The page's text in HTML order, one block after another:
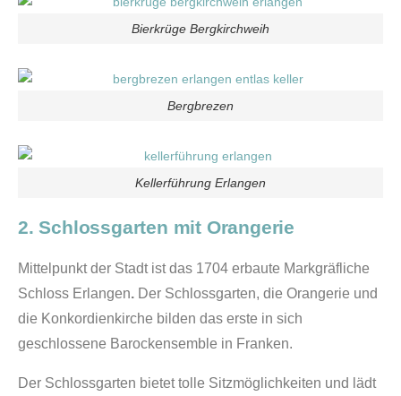
Bierkrüge Bergkirchweih
Bergbrezen
Kellerführung Erlangen
2. Schlossgarten mit Orangerie
Mittelpunkt der Stadt ist das 1704 erbaute Markgräfliche
Schloss Erlangen. Der Schlossgarten, die Orangerie und
die Konkordienkirche bilden das erste in sich
geschlossene Barockensemble in Franken.
Der Schlossgarten bietet tolle Sitzmöglichkeiten und lädt